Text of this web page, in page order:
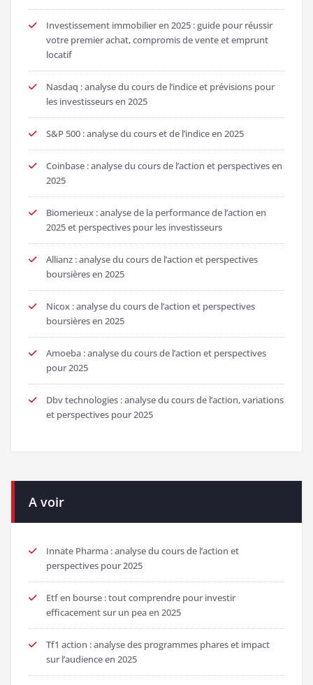
Investissement immobilier en 2025 : guide pour réussir
votre premier achat, compromis de vente et emprunt
locatif
Nasdaq : analyse du cours de l’indice et prévisions pour
les investisseurs en 2025
S&P 500 : analyse du cours et de l’indice en 2025
Coinbase : analyse du cours de l’action et perspectives en
2025
Biomerieux : analyse de la performance de l’action en
2025 et perspectives pour les investisseurs
Allianz : analyse du cours de l’action et perspectives
boursières en 2025
Nicox : analyse du cours de l’action et perspectives
boursières en 2025
Amoeba : analyse du cours de l’action et perspectives
pour 2025
Dbv technologies : analyse du cours de l’action, variations
et perspectives pour 2025
A voir
Innate Pharma : analyse du cours de l’action et
perspectives pour 2025
Etf en bourse : tout comprendre pour investir
efficacement sur un pea en 2025
Tf1 action : analyse des programmes phares et impact
sur l’audience en 2025